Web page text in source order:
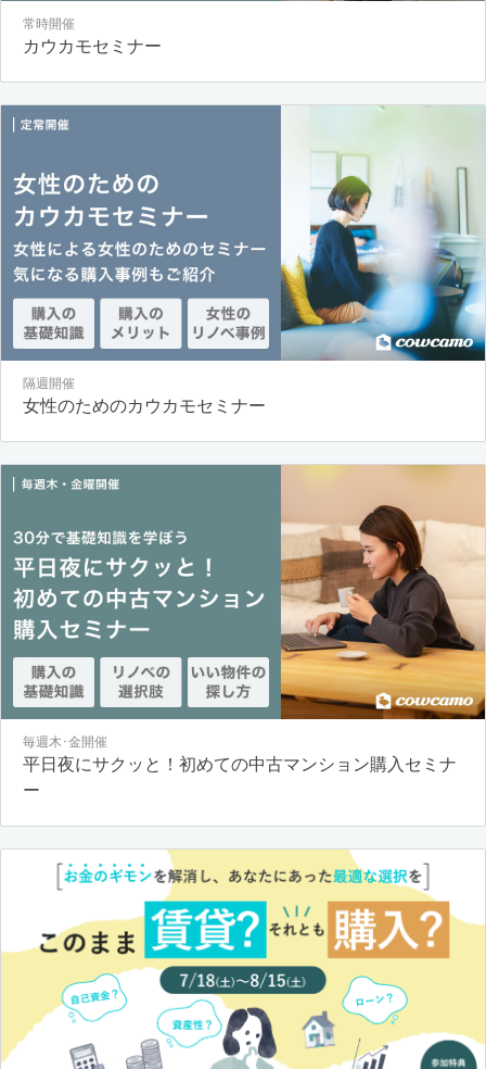
常時開催
カウカモセミナー
隔週開催
女性のためのカウカモセミナー
毎週木･金開催
平日夜にサクッと！初めての中古マンション購入セミナ
ー